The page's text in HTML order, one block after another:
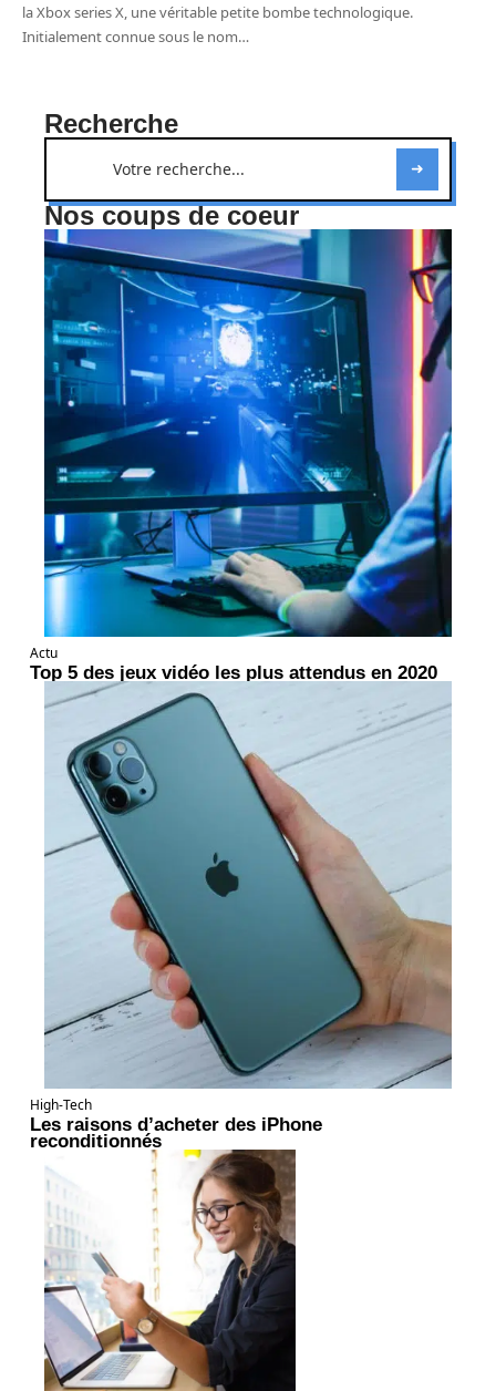
la Xbox series X, une véritable petite bombe technologique.
Initialement connue sous le nom…
Recherche
Nos coups de coeur
Actu
Top 5 des jeux vidéo les plus attendus en 2020
High-Tech
Les raisons d’acheter des iPhone
reconditionnés